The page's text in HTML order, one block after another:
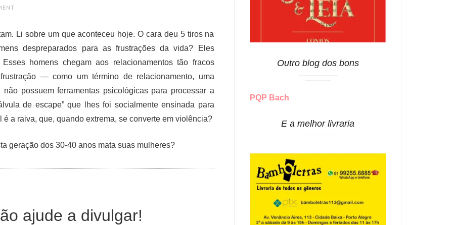
Li sobre um que aconteceu hoje. O cara deu 5 tiros na
despreparados para as frustrações da vida? Eles
homens chegam aos relacionamentos tão fracos
— como um término de relacionamento, uma
possuem ferramentas psicológicas para processar a
de escape” que lhes foi socialmente ensinada para
a raiva, que, quando extrema, se converte em violência?
geração dos 30-40 anos mata suas mulheres?
ajude a divulgar!
Outro blog dos bons
PQP Bach
E a melhor livraria